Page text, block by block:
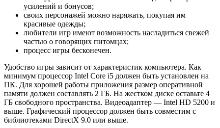
усилений и бонусов;
своих персонажей можно наряжать, покупая им
красивые одежды;
любители игр имеют возможность насладиться свежей
частью о говорящих питомцах;
процесс игры бесконечен.
Удобство игры зависит от характеристик компьютера. Как
минимум процессор Intel Core i5 должен быть установлен на
ПК. Для хорошей работы приложения размер оперативной
памяти должен составлять 2 ГБ. На жестком диске оставьте 4
ГБ свободного пространства. Видеоадаптер — Intel HD 5200 и
выше. Графический процессор должен быть совместим с
библиотеками DirectX 9.0 или выше.